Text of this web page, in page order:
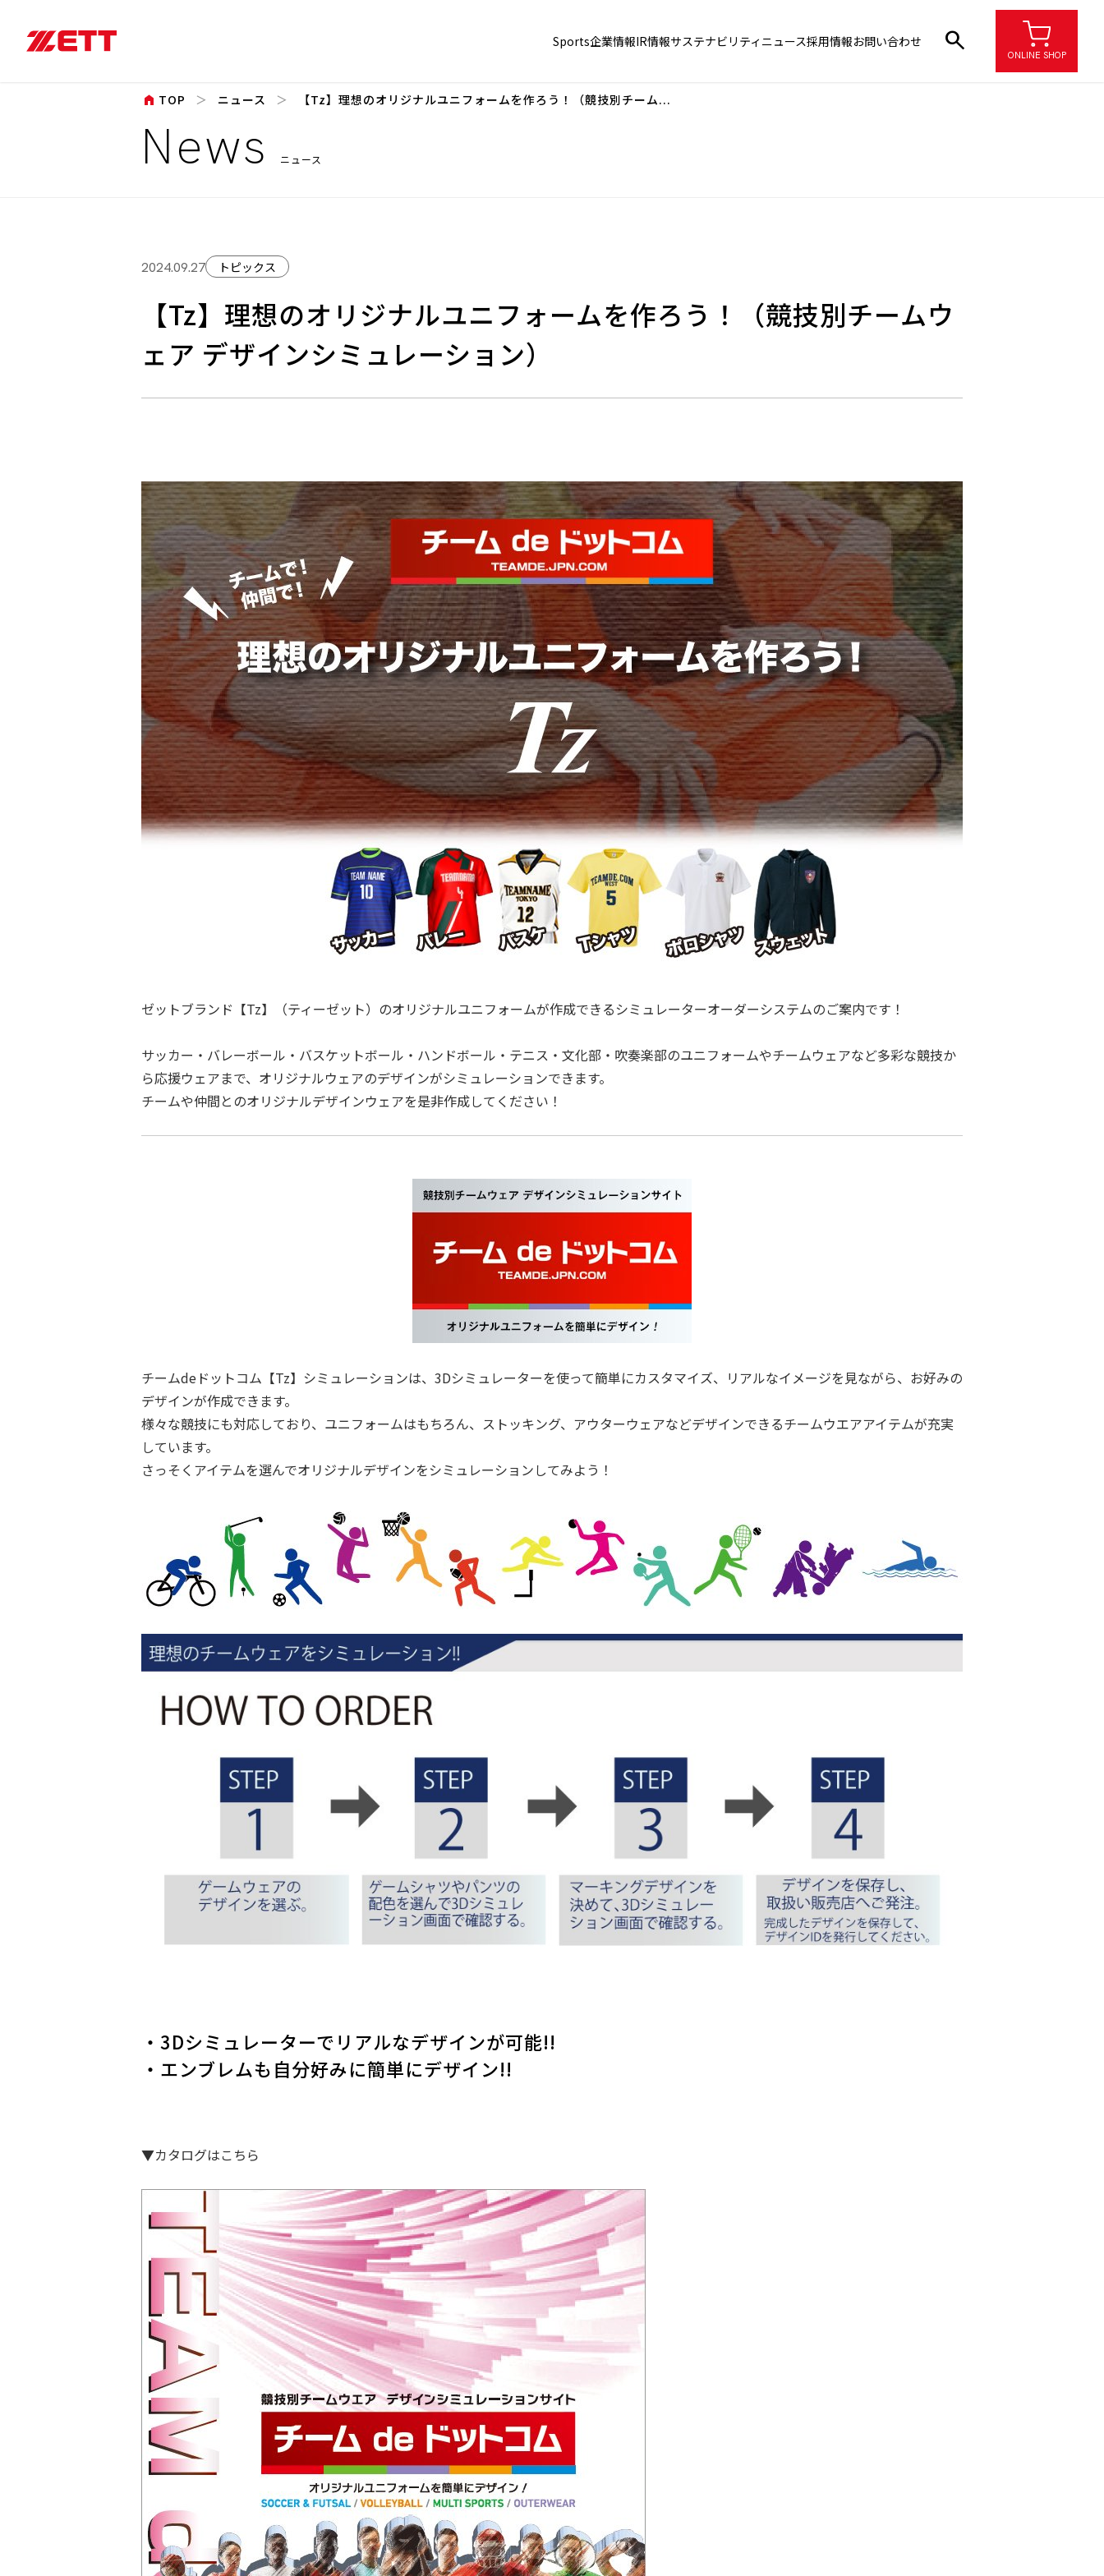
Sports企業情報IR情報サステナビリティ ニュース採用情報お問い合わせ search
ONLINE SHOP
News ニュース
home TOP ニュース 【Tz】理想のオリジナルユニフォームを作ろう！（競技別チーム...
2024.09.27 トピックス
【Tz】理想のオリジナルユニフォームを作ろう！（競技別チームウ
ェア デザインシミュレーション）
ゼットブランド【Tz】（ティーゼット）のオリジナルユニフォームが作成できるシミュレーターオーダーシステムのご案内です！
サッカー・バレーボール・バスケットボール・ハンドボール・テニス・文化部・吹奏楽部のユニフォームやチームウェアなど多彩な競技か
ら応援ウェアまで、オリジナルウェアのデザインがシミュレーションできます。
チームや仲間とのオリジナルデザインウェアを是非作成してください！
チームdeドットコム【Tz】シミュレーションは、3Dシミュレーターを使って簡単にカスタマイズ、リアルなイメージを見ながら、お好みの
デザインが作成できます。
様々な競技にも対応しており、ユニフォームはもちろん、ストッキング、アウターウェアなどデザインできるチームウエアアイテムが充実
しています。
さっそくアイテムを選んでオリジナルデザインをシミュレーションしてみよう！
・3Dシミュレーターでリアルなデザインが可能!!
・エンブレムも自分好みに簡単にデザイン!!
▼カタログはこちら